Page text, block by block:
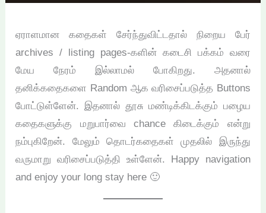
ஏராளமான கதைகள் சேர்ந்துவிட்டதால் நிறைய பேர்
archives / listing pages-களின் கடைசி பக்கம் வரை
மேய நேரம் இல்லாமல் போகிறது. அதனால்
தனிக்கதைகளை Random ஆக வரிசைப்படுத்த Buttons
போட்டுள்ளேன். இதனால் தூசு மண்டிக்கிடக்கும் பழைய
கதைகளுக்கு மறுபார்வை chance கிடைக்கும் என்று
நம்புகிறேன். மேலும் தொடர்கதைகள் முதலில் இருந்து
வருமாறு வரிசைப்படுத்தி உள்ளேன். Happy navigation
and enjoy your long stay here 🙂